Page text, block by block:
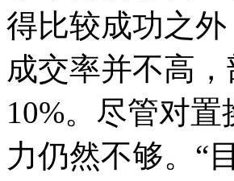
得比较成功之
成交率并不高
10%。尽管对置
力仍然不够。“